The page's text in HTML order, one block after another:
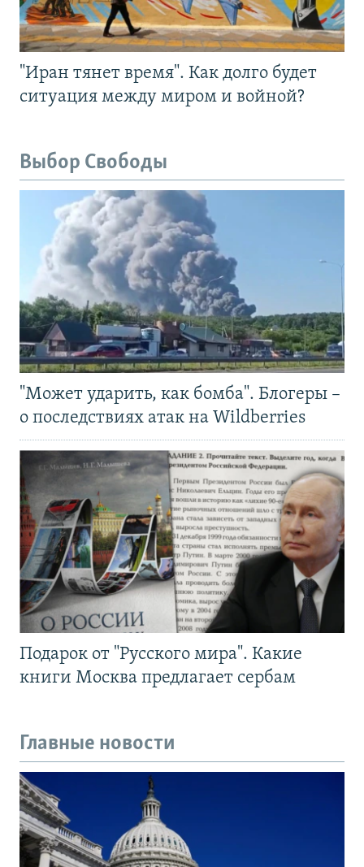
"Иран тянет время". Как долго будет
ситуация между миром и войной?
Выбор Свободы
"Может ударить, как бомба". Блогеры –
о последствиях атак на Wildberries
Подарок от "Русского мира". Какие
книги Москва предлагает сербам
Главные новости